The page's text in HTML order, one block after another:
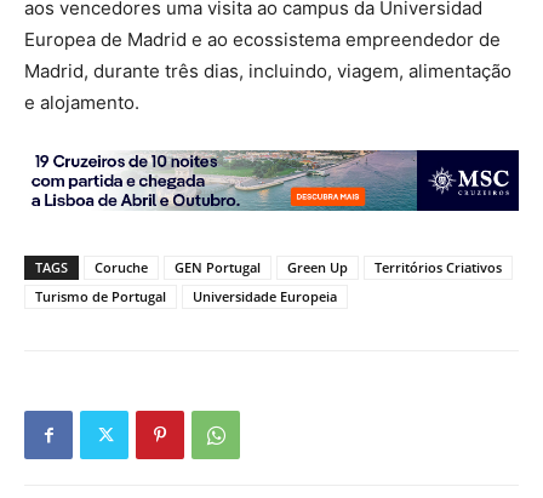
aos vencedores uma visita ao campus da Universidad
Europea de Madrid e ao ecossistema empreendedor de
Madrid, durante três dias, incluindo, viagem, alimentação
e alojamento.
TAGS Coruche GEN Portugal Green Up
Territórios Criativos
Turismo de Portugal
Universidade Europeia